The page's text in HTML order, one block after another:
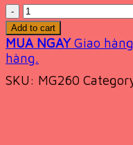
Quantity
Add to cart
MUA NGAY Giao
hàng.
SKU: MG260